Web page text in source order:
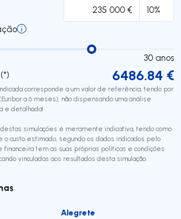
30 anos
6486.84 €
corresponde a um valor de referência, tendo por
a 6 meses), não dispensando uma análise
e detalhada!
simulações é meramente indicativa, tendo como
custo estimado, segundo os dados indicados pelo
financeira tem as suas próprias políticas e condições
vinculadas aos resultados desta simulação.
Alegrete